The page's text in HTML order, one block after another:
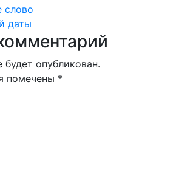
слово
даты
опубликован.
помечены *